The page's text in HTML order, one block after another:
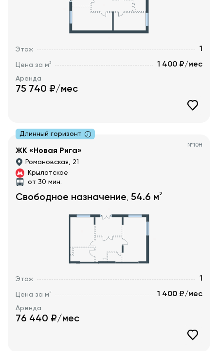
Этаж 1
Цена за м2 1 400 ₽/мес
Аренда
75 740 ₽/мес
Длинный горизонт
№10Н
ЖК «Новая Рига»
Романовская, 21
Крылатское
от 30 мин.
Свободное назначение, 54.6 м2
Этаж 1
Цена за м2 1 400 ₽/мес
Аренда
76 440 ₽/мес